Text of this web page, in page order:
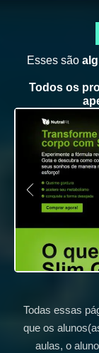
Esses são
Todos os
Todas essas
que os
aulas, o